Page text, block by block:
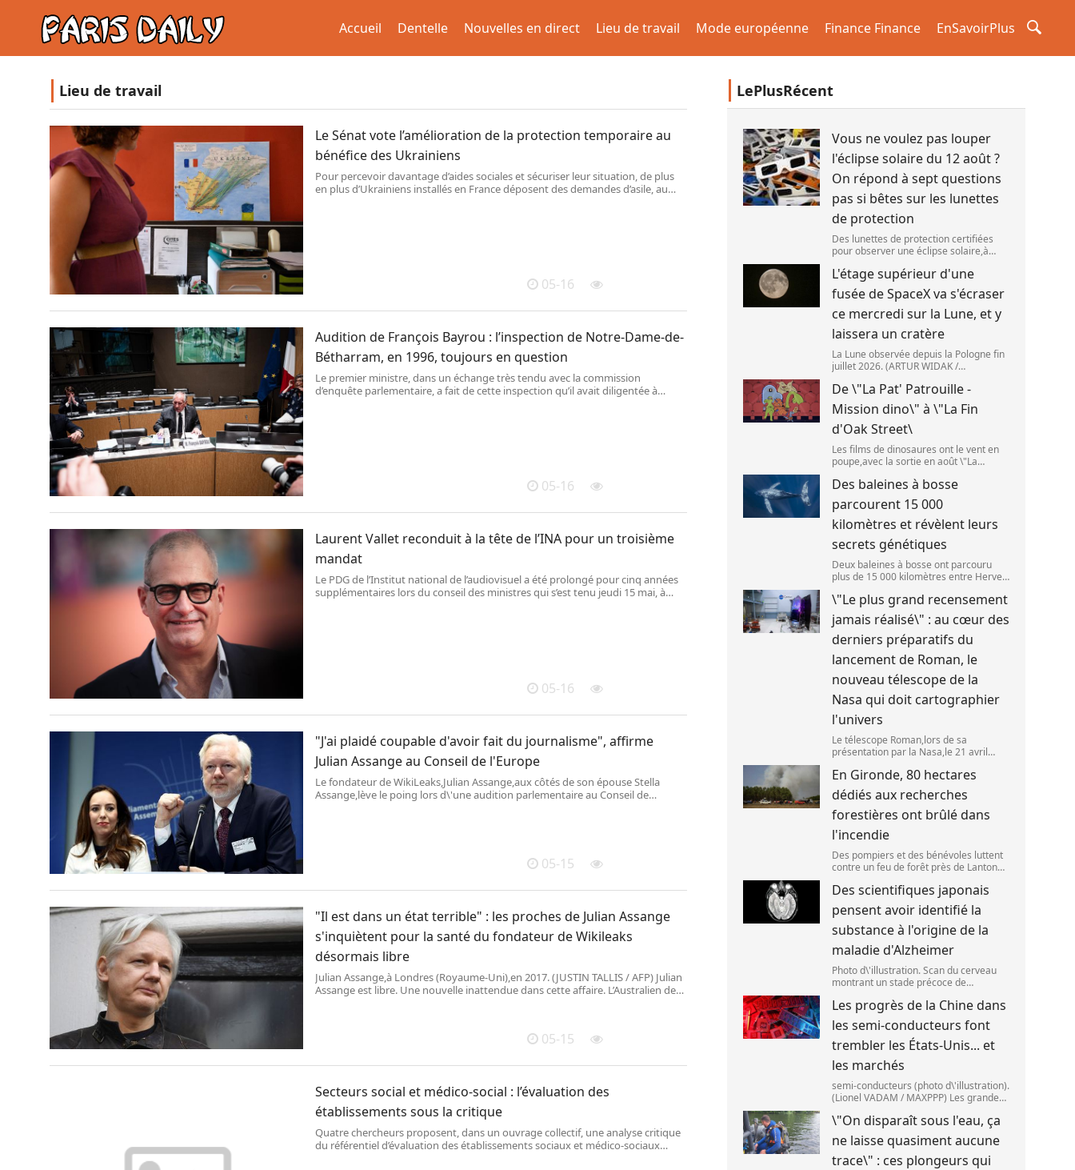
Accueil Dentelle Nouvelles en direct Lieu de travail Mode européenne Finance Finance EnSavoirPlus
Lieu de travail
Le Sénat vote l’amélioration de la protection temporaire au
bénéfice des Ukrainiens
Pour percevoir davantage d’aides sociales et sécuriser leur situation, de plus
en plus d’Ukrainiens installés en France déposent des demandes d’asile, au
05-16
Audition de François Bayrou : l’inspection de Notre-Dame-de-
Bétharram, en 1996, toujours en question
Le premier ministre, dans un échange très tendu avec la commission
d’enquête parlementaire, a fait de cette inspection qu’il avait diligentée à
05-16
Laurent Vallet reconduit à la tête de l’INA pour un troisième
mandat
Le PDG de l’Institut national de l’audiovisuel a été prolongé pour cinq années
supplémentaires lors du conseil des ministres qui s’est tenu jeudi 15 mai, à
05-16
"J'ai plaidé coupable d'avoir fait du journalisme", affirme
Julian Assange au Conseil de l'Europe
Le fondateur de WikiLeaks,Julian Assange,aux côtés de son épouse Stella
Assange,lève le poing lors d\'une audition parlementaire au Conseil de
05-15
"Il est dans un état terrible" : les proches de Julian Assange
s'inquiètent pour la santé du fondateur de Wikileaks
désormais libre
Julian Assange,à Londres (Royaume-Uni),en 2017. (JUSTIN TALLIS / AFP) Julian
Assange est libre. Une nouvelle inattendue dans cette affaire. L’Australien de
05-15
Secteurs social et médico-social : l’évaluation des
établissements sous la critique
Quatre chercheurs proposent, dans un ouvrage collectif, une analyse critique
du référentiel d’évaluation des établissements sociaux et médico-sociaux
LePlusRécent
Vous ne voulez pas louper
l'éclipse solaire du 12 août ?
On répond à sept questions
pas si bêtes sur les lunettes
de protection
Des lunettes de protection certifiées
pour observer une éclipse solaire,à
2026. (JAIME REINA )
L'étage supérieur d'une
fusée de SpaceX va s'écraser
ce mercredi sur la Lune, et y
laissera un cratère
La Lune observée depuis la Pologne fin
juillet 2026. (ARTUR WIDAK /
fusée de SpaceX doit s\'écraser
accidentellement sur la Lune,mercredi
5 août. Cette coll
De \"La Pat' Patrouille -
Mission dino\" à \"La Fin
d'Oak Street\
Les films de dinosaures ont le vent en
poupe,avec la sortie en août \"La
d\'Oak Street\". (APOLLONIA HILVERDA
/ FRANCEINFO)
Des baleines à bosse
parcourent 15 000
kilomètres et révèlent leurs
secrets génétiques
Deux baleines à bosse ont parcouru
plus de 15 000 kilomètres entre Hervey
(Vincent Pommeyrol)
\"Le plus grand recensement
jamais réalisé\" : au cœur des
derniers préparatifs du
lancement de Roman, le
nouveau télescope de la
Nasa qui doit cartographier
l'univers
Le télescope Roman,lors de sa
présentation par la Nasa,le 21 avril
(SAUL LOEB )
En Gironde, 80 hectares
dédiés aux recherches
forestières ont brûlé dans
l'incendie
Des pompiers et des bénévoles luttent
contre un feu de forêt près de Lanton
Des scientifiques japonais
pensent avoir identifié la
substance à l'origine de la
maladie d'Alzheimer
Photo d\'illustration. Scan du cerveau
montrant un stade précoce de
mai 2025 à Londres,en Angleterre.
(Peter Dazeley / Getty Images Europe)
Les progrès de la Chine dans
les semi-conducteurs font
trembler les États-Unis... et
les marchés
semi-conducteurs (photo d\'illustration).
(Lionel VADAM / MAXPPP) Les grandes
de bourse reculer,mardi 28 juillet,après
deux annonces venues de Chine. Au
cœu
\"On disparaît sous l'eau, ça
ne laisse quasiment aucune
trace\" : ces plongeurs qui